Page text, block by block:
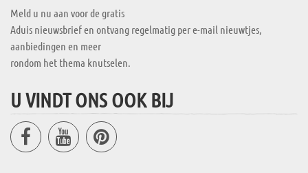
Meld u nu aan voor de gratis
Aduis nieuwsbrief en ontvang regelmatig per e-mail nieuwtjes,
aanbiedingen en meer
rondom het thema knutselen.
U VINDT ONS OOK BIJ